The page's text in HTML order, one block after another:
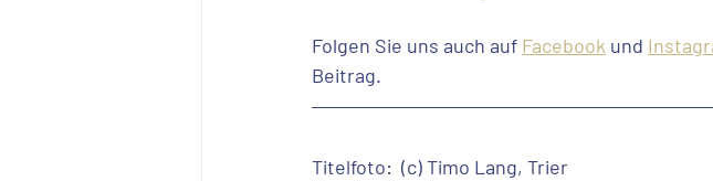
Folgen Sie uns auch auf Facebook und
Beitrag.
Titelfoto:  (c) Timo Lang, Trier